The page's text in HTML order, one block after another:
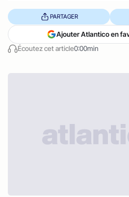
Écoutez cet article0:00min
PARTAGER
Ajouter Atlantico en